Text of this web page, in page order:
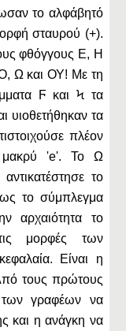
το αλφάβητό
σταυρού (+).
φθόγγους Ε, Η
Ω και ΟΥ! Με τη
Ϝ και Ϟ τα
υιοθετήθηκαν τα
πλέον
'e'. To Ω
το
το σύμπλεγμα
αρχαιότητα το
μορφές των
Είναι η
τους πρώτους
των γραφέων να
και η ανάγκη να